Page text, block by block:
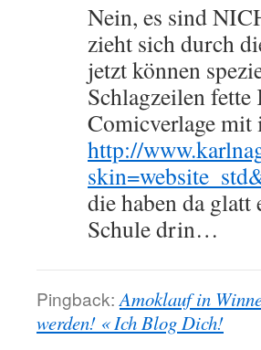
Nein, es sind
zieht sich durch
jetzt können
Schlagzeilen
Comicverlage mit
http://
die haben da
Schule drin…
Pingback: Amoklauf in
werden! « Ich Blog Dich!